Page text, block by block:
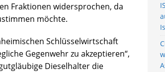
Fraktionen widersprochen, da
möchte.
Schlüsselwirtschaft
Gegenwehr zu akzeptieren“,
Dieselhalter die